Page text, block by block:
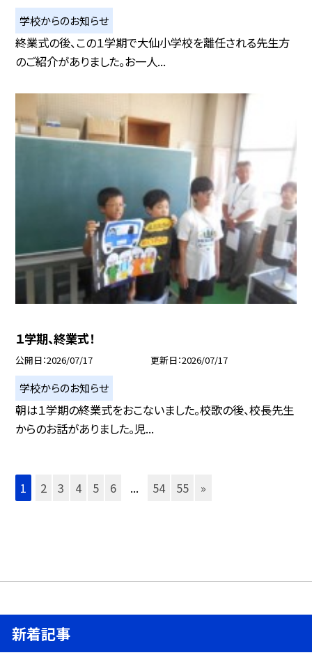
学校からのお知らせ
終業式の後、この１学期で大仙小学校を離任される先生方
のご紹介がありました。お一人...
１学期、終業式！
公開日 2026/07/17 更新日 2026/07/17
学校からのお知らせ
朝は１学期の終業式をおこないました。校歌の後、校長先生
からのお話がありました。児...
1 2 3 4 5 6 ... 54 55 »
新着記事